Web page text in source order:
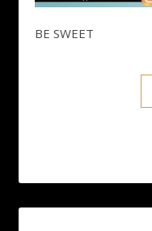
BE SWEET